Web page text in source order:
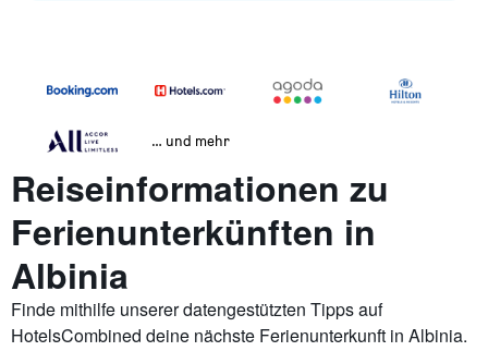
… und mehr
Reiseinformationen zu
Ferienunterkünften in
Albinia
Finde mithilfe unserer datengestützten Tipps auf
HotelsCombined deine nächste Ferienunterkunft in Albinia.